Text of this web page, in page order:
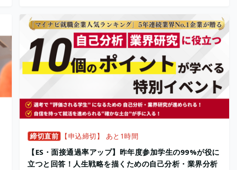
締切直前 【申込締切】 あと1時間
【ES・面接通過率アップ】昨年度参加学生の99%が役に
立つと回答！人生戦略を描くための自己分析・業界分析